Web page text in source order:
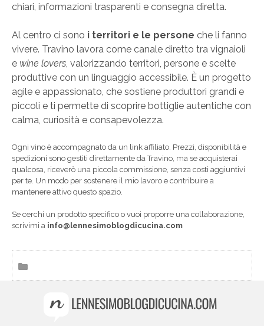
chiari, informazioni trasparenti e consegna diretta.
Al centro ci sono i territori e le persone che li fanno
vivere. Travino lavora come canale diretto tra vignaioli
e wine lovers , valorizzando territori, persone e scelte
produttive con un linguaggio accessibile. È un progetto
agile e appassionato, che sostiene produttori grandi e
piccoli e ti permette di scoprire bottiglie autentiche con
calma, curiosità e consapevolezza.
Ogni vino è accompagnato da un link affiliato. Prezzi, disponibilità e
spedizioni sono gestiti direttamente da Travino, ma se acquisterai
qualcosa, riceverò una piccola commissione, senza costi aggiuntivi
per te. Un modo per sostenere il mio lavoro e contribuire a
mantenere attivo questo spazio.
Se cerchi un prodotto specifico o vuoi proporre una collaborazione,
scrivimi a info@lennesimoblogdicucina.com